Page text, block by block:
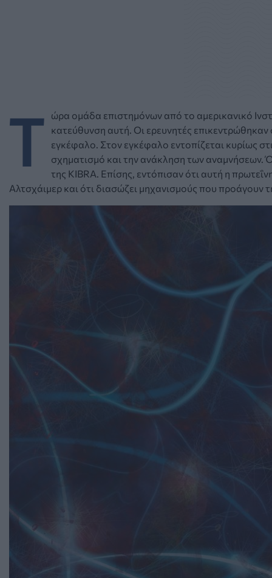
Τ
ώρα ομάδα επιστημόνων από το αμερικανικό
κατεύθυνση αυτή. Οι ερευνητές
εγκέφαλο. Στον εγκέφαλο εντοπίζεται κυρίως
σχηματισμό και την ανάκληση των αναμνήσεων.
της KIBRA. Επίσης, εντόπισαν ότι αυτή η
Αλτσχάιμερ και ότι διασώζει μηχανισμούς που προάγουν